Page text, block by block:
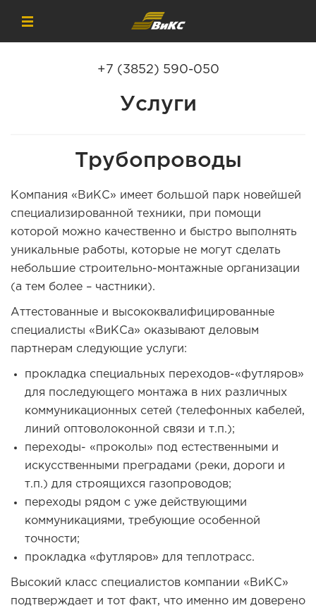
+7 (3852) 590-050
Услуги
Трубопроводы
Компания «ВиКС» имеет большой парк новейшей
специализированной техники, при помощи
которой можно качественно и быстро выполнять
уникальные работы, которые не могут сделать
небольшие строительно-монтажные организации
(а тем более – частники).
Аттестованные и высококвалифицированные
специалисты «ВиКСа» оказывают деловым
партнерам следующие услуги:
прокладка специальных переходов-«футляров»
для последующего монтажа в них различных
коммуникационных сетей (телефонных кабелей,
линий оптоволоконной связи и т.п.);
переходы- «проколы» под естественными и
искусственными преградами (реки, дороги и
т.п.) для строящихся газопроводов;
переходы рядом с уже действующими
коммуникациями, требующие особенной
точности;
прокладка «футляров» для теплотрасс.
Высокий класс специалистов компании «ВиКС»
подтверждает и тот факт, что именно им доверено